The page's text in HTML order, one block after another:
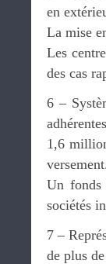
en
La mise
Les
des cas
6 –
1,6
Un fonds
sociétés
7 –
de plus